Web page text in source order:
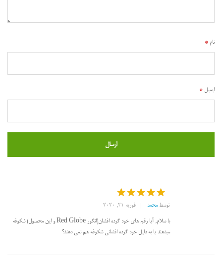
نام *
ایمیل *
امتیاز 5از
5
توسطمحمد فوریه 21, 2020
با سلام, آیا رقم های خود گرده افشان(انگور Red Globe و این محصول) شکوفه
میدهند یا به دلیل خود گرده افشانی شکوفه هم نمی دهند؟